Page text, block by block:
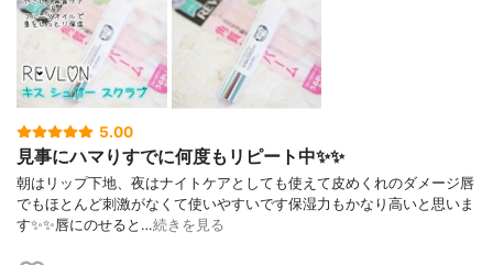
5.00
見事にハマりすでに何度もリピート中✨✨
朝はリップ下地、夜はナイトケアとしても使えて皮めくれのダメージ唇
でもほとんど刺激がなくて使いやすいです保湿力もかなり高いと思いま
す✨✨唇にのせると…続きを見る